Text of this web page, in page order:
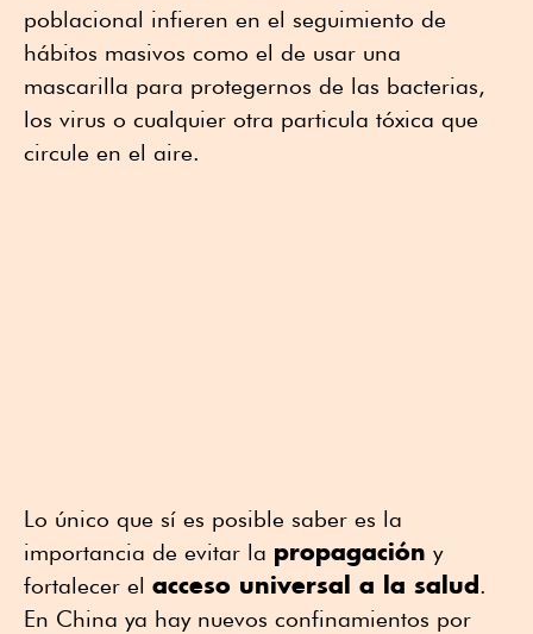
poblacional infieren en el seguimiento de
hábitos masivos como el de usar una
mascarilla para protegernos de las bacterias,
los virus o cualquier otra particula tóxica que
circule en el aire.
Lo único que sí es posible saber es la
importancia de evitar la propagación y
fortalecer el acceso universal a la salud.
En China ya hay nuevos confinamientos por